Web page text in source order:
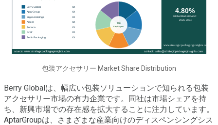
包装アクセサリー Market Share Distribution
Berry Globalは、幅広い包装ソリューションで知られる包装
アクセサリー市場の有力企業です。同社は市場シェアを持
ち、新興市場での存在感を拡大することに注力しています。
AptarGroupは、さまざまな産業向けのディスペンシングシス